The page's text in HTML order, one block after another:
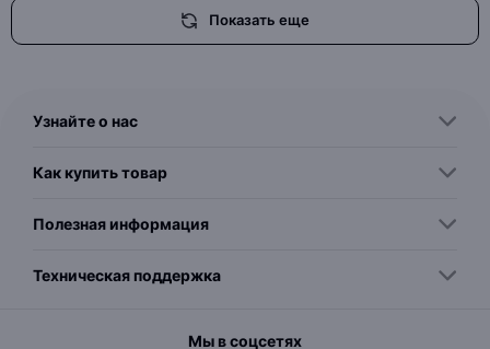
Показать еще
Узнайте о нас
Как купить товар
Полезная информация
Техническая поддержка
Мы в соцсетях